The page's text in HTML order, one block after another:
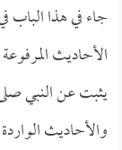
جاء في هذا الباب
الأحاديث
يثبت عن النبي
والأحاديث